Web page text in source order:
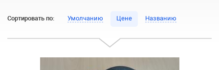
Сортировать по: Умолчанию Цене Названию